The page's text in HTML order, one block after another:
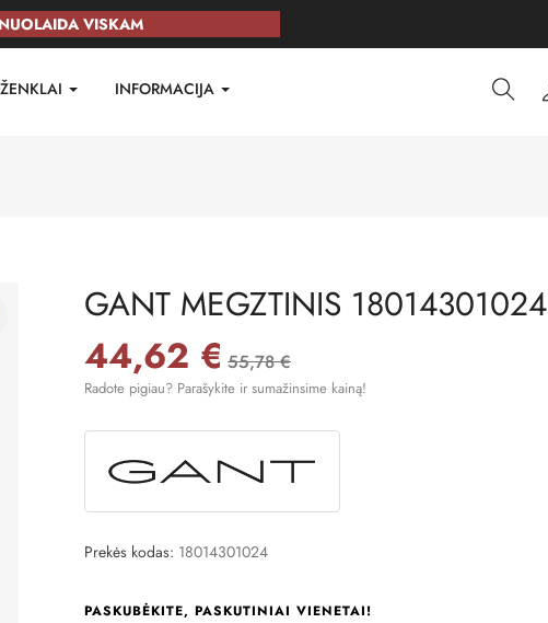
VISKAM
INFORMACIJA
GANT MEGZTINIS 18014301024
44,62 € 55,78 €
Radote pigiau? Parašykite ir sumažinsime kainą!
Prekės kodas: 18014301024
PASKUBĖKITE, PASKUTINIAI VIENETAI!